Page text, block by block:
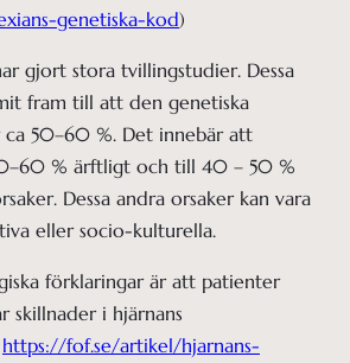
genetiska-kod)
gjort stora tvillingstudier. Dessa
fram till att den genetiska
50–60 %. Det innebär att
% ärftligt och till 40 – 50 %
Dessa andra orsaker kan vara
eller socio-kulturella.
förklaringar är att patienter
skillnader i hjärnans
https://fof.se/artikel/hjarnans-